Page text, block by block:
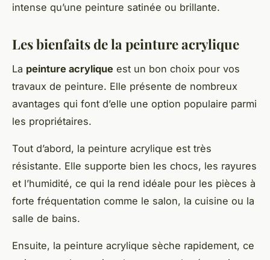
intense qu’une peinture satinée ou brillante.
Les bienfaits de la peinture acrylique
La peinture acrylique est un bon choix pour vos
travaux de peinture. Elle présente de nombreux
avantages qui font d’elle une option populaire parmi
les propriétaires.
Tout d’abord, la peinture acrylique est très
résistante. Elle supporte bien les chocs, les rayures
et l’humidité, ce qui la rend idéale pour les pièces à
forte fréquentation comme le salon, la cuisine ou la
salle de bains.
Ensuite, la peinture acrylique sèche rapidement, ce